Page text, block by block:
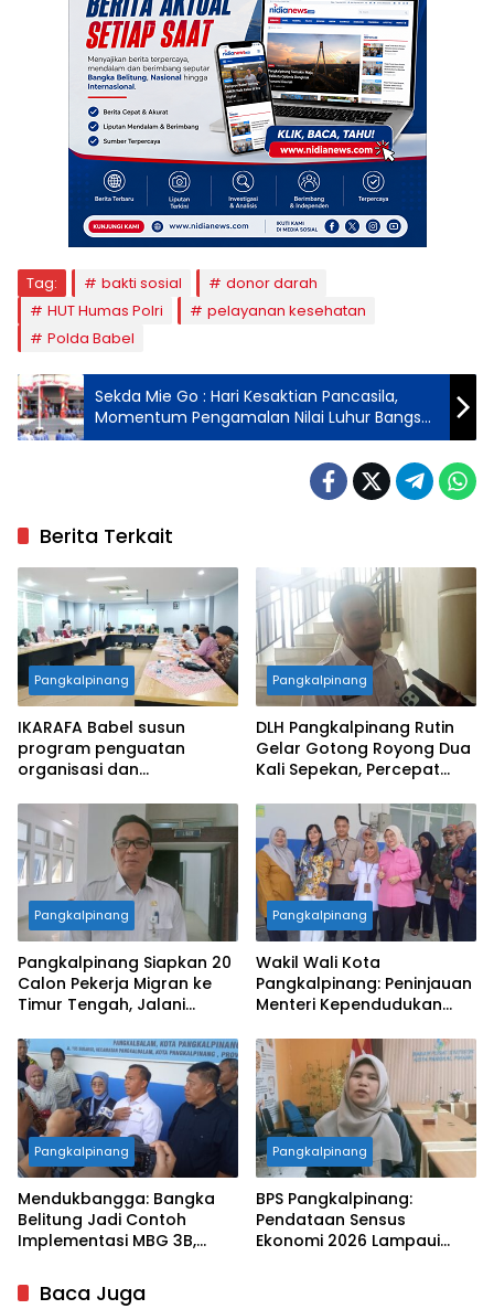
Tag: bakti sosial
donor darah
HUT Humas Polri
pelayanan kesehatan
Polda Babel
Sekda Mie Go : Hari Kesaktian Pancasila,
Momentum Pengamalan Nilai Luhur Bangsa
& Pondasi Bangunan NKRI
Berita Terkait
Pangkalpinang
IKARAFA Babel susun
program penguatan
organisasi dan
Pangkalpinang
DLH Pangkalpinang Rutin
Gelar Gotong Royong Dua
Kali Sepekan, Percepat
Pangkalpinang
Pangkalpinang Siapkan 20
Calon Pekerja Migran ke
Timur Tengah, Jalani
Pangkalpinang
Wakil Wali Kota
Pangkalpinang: Peninjauan
Menteri Kependudukan
Standar Layanan MBG
Pangkalpinang
Mendukbangga: Bangka
Belitung Jadi Contoh
Implementasi MBG 3B,
Balita Terlayani
Pangkalpinang
BPS Pangkalpinang:
Pendataan Sensus
Ekonomi 2026 Lampaui
Baca Juga